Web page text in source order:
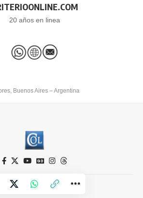
20 años en linea
Buenos Aires – Argentina
Criterio Online © 2026